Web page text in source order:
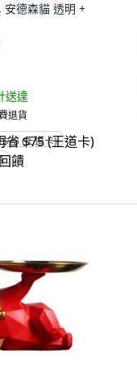
安德森貓 透明 +
送達
退貨
(王道卡)